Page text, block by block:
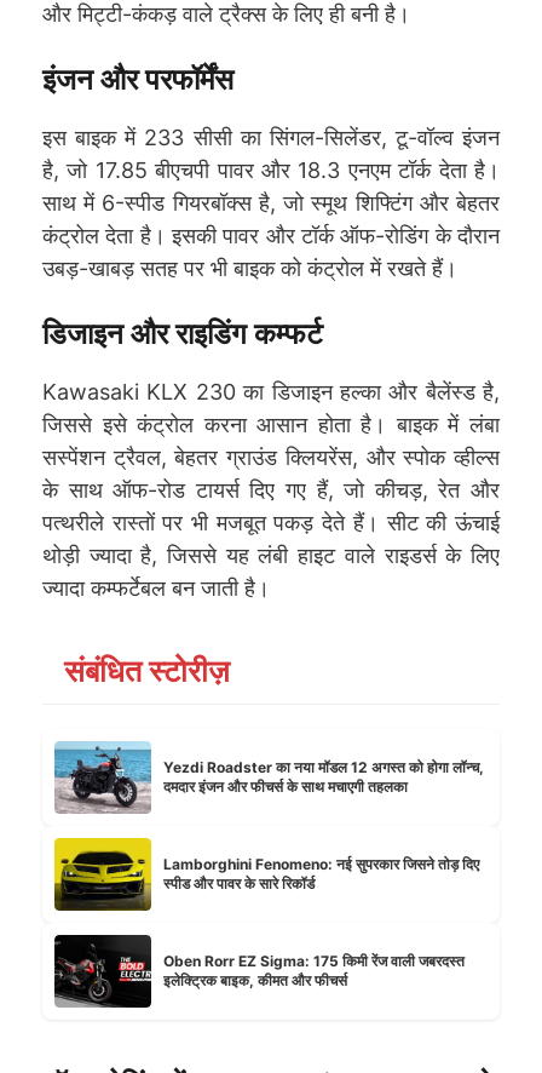
और मिट्टी-कंकड़ वाले ट्रैक्स के लिए ही बनी है।
इंजन और परफॉर्मेंस
इस बाइक में 233 सीसी का सिंगल-सिलेंडर, टू-वॉल्व इंजन
है, जो 17.85 बीएचपी पावर और 18.3 एनएम टॉर्क देता है।
साथ में 6-स्पीड गियरबॉक्स है, जो स्मूथ शिफ्टिंग और बेहतर
कंट्रोल देता है। इसकी पावर और टॉर्क ऑफ-रोडिंग के दौरान
उबड़-खाबड़ सतह पर भी बाइक को कंट्रोल में रखते हैं।
डिजाइन और राइडिंग कम्फर्ट
Kawasaki KLX 230 का डिजाइन हल्का और बैलेंस्ड है,
जिससे इसे कंट्रोल करना आसान होता है। बाइक में लंबा
सस्पेंशन ट्रैवल, बेहतर ग्राउंड क्लियरेंस, और स्पोक व्हील्स
के साथ ऑफ-रोड टायर्स दिए गए हैं, जो कीचड़, रेत और
पत्थरीले रास्तों पर भी मजबूत पकड़ देते हैं। सीट की ऊंचाई
थोड़ी ज्यादा है, जिससे यह लंबी हाइट वाले राइडर्स के लिए
ज्यादा कम्फर्टेबल बन जाती है।
संबंधित स्टोरीज़
Yezdi Roadster का नया मॉडल 12 अगस्त को होगा लॉन्च,
दमदार इंजन और फीचर्स के साथ मचाएगी तहलका
Lamborghini Fenomeno: नई सुपरकार जिसने तोड़ दिए
स्पीड और पावर के सारे रिकॉर्ड
Oben Rorr EZ Sigma: 175 किमी रेंज वाली जबरदस्त
इलेक्ट्रिक बाइक, कीमत और फीचर्स